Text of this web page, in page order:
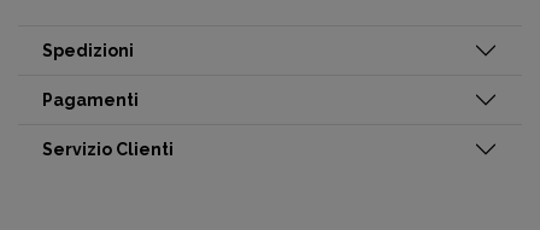
Spedizioni
Pagamenti
Servizio Clienti